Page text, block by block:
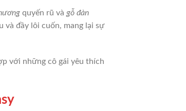
quyến rũ và gỗ đàn
và đầy lôi cuốn, mang lại sự
với những cô gái yêu thích